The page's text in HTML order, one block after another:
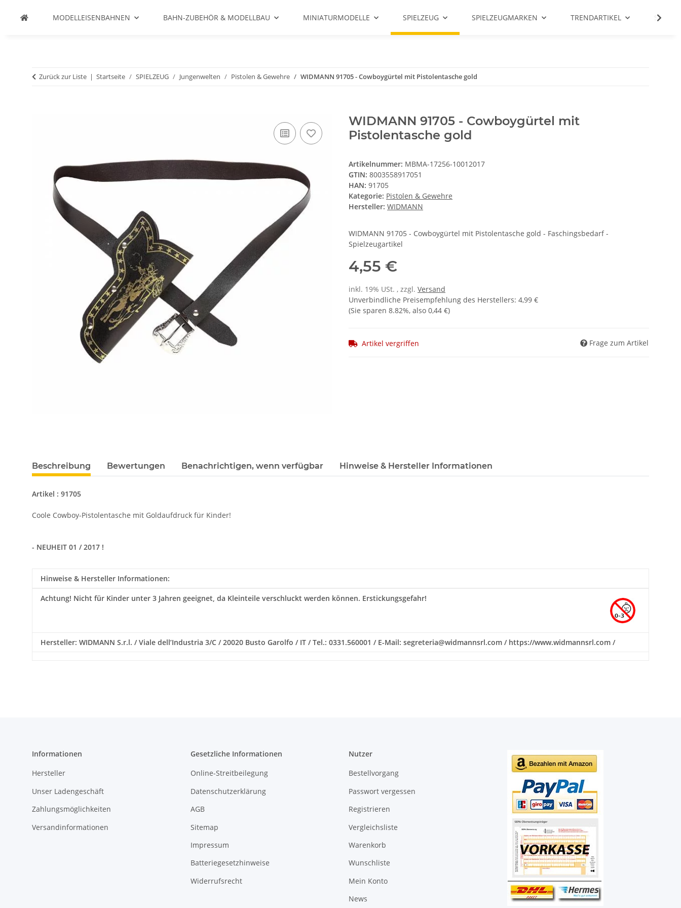
MODELLEISENBAHNEN BAHN-ZUBEHÖR & MODELLBAU MINIATURMODELLE SPIELZEUG SPIELZEUGMARKEN TRENDARTIKEL SALE %
Zurück zur Liste Startseite SPIELZEUG Jungenwelten Pistolen & Gewehre WIDMANN 91705 - Cowboygürtel mit Pistolentasche gold
WIDMANN 91705 - Cowboygürtel mit
Pistolentasche gold
Artikelnummer: MBMA-17256-10012017
GTIN: 8003558917051
HAN: 91705
Kategorie: Pistolen & Gewehre
Hersteller: WIDMANN
WIDMANN 91705 - Cowboygürtel mit Pistolentasche gold - Faschingsbedarf -
Spielzeugartikel
4,55 €
inkl. 19% USt. , zzgl. Versand
Unverbindliche Preisempfehlung des Herstellers: 4,99 €
(Sie sparen 8.82%, also 0,44 €)
Artikel vergriffen Frage zum Artikel
Beschreibung Bewertungen Benachrichtigen, wenn verfügbar Hinweise & Hersteller Informationen
Artikel : 91705
Coole Cowboy-Pistolentasche mit Goldaufdruck für Kinder!
- NEUHEIT 01 / 2017 !
Hinweise & Hersteller Informationen:
Achtung! Nicht für Kinder unter 3 Jahren geeignet, da Kleinteile verschluckt werden können. Erstickungsgefahr!
Hersteller: WIDMANN S.r.l. / Viale dell’Industria 3/C / 20020 Busto Garolfo / IT / Tel.: 0331.560001 / E-Mail: segreteria@widmannsrl.com / https://www.widmannsrl.com /
Informationen
Hersteller
Unser Ladengeschäft
Zahlungsmöglichkeiten
Versandinformationen
Gesetzliche Informationen
Online-Streitbeilegung
Datenschutzerklärung
AGB
Sitemap
Impressum
Batteriegesetzhinweise
Widerrufsrecht
Nutzer
Bestellvorgang
Passwort vergessen
Registrieren
Vergleichsliste
Warenkorb
Wunschliste
Mein Konto
News